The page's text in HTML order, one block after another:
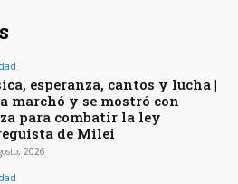
esperanza, cantos y lucha |
marchó y se mostró con
para combatir la ley
de Milei
2026